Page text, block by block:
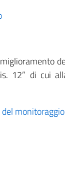
12” di cui
monitoraggio